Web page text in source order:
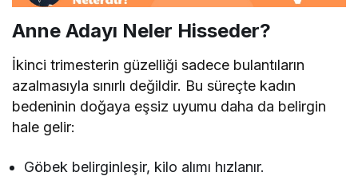
Anne Adayı Neler Hisseder?
İkinci trimesterin güzelliği sadece bulantıların
azalmasıyla sınırlı değildir. Bu süreçte kadın
bedeninin doğaya eşsiz uyumu daha da belirgin
hale gelir:
Göbek belirginleşir, kilo alımı hızlanır.